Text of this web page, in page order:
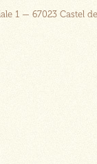
1 — 67023 Castel